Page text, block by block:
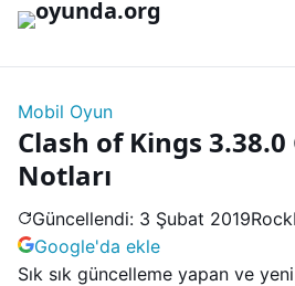
İçeriğe geç
Mobil Oyun
Clash of Kings
Notları
Güncellendi: 3 Şubat 2019
Google'da ekle
Sık sık güncelleme yapan ve